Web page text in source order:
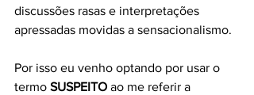
discussões rasas e interpretações
apressadas movidas a sensacionalismo.
Por isso eu venho optando por usar o
termo SUSPEITO ao me referir a